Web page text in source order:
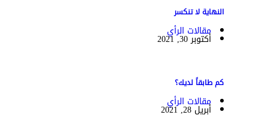
النهاية لا تنكسر
مقالات الرأي
أكتوبر 30, 2021
كم طابقاً لديك؟
مقالات الرأي
أبريل 28, 2021